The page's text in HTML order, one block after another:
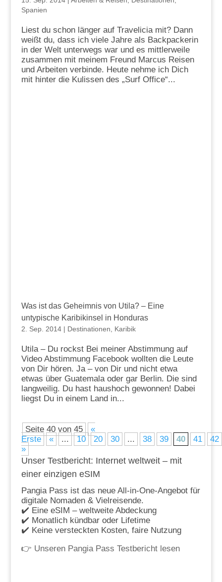
Spanien
Liest du schon länger auf Travelicia mit? Dann
weißt du, dass ich viele Jahre als Backpackerin
in der Welt unterwegs war und es mittlerweile
zusammen mit meinem Freund Marcus Reisen
und Arbeiten verbinde. Heute nehme ich Dich
mit hinter die Kulissen des „Surf Office“...
Was ist das Geheimnis von Utila? – Eine
untypische Karibikinsel in Honduras
2. Sep. 2014| Destinationen Karibik
Utila – Du rockst Bei meiner Abstimmung auf
Video Abstimmung Facebook wollten die Leute
von Dir hören. Ja – von Dir und nicht etwa
etwas über Guatemala oder gar Berlin. Die sind
langweilig. Du hast haushoch gewonnen! Dabei
liegst Du in einem Land in...
Seite 40 von 45
«
Erste
« ... 10 20 30 ... 38 39 40 41
42
»
Unser Testbericht: Internet weltweit – mit
einer einzigen eSIM
Pangia Pass ist das neue All-in-One-Angebot für
digitale Nomaden & Vielreisende.
✔️ Eine eSIM – weltweite Abdeckung
✔️ Monatlich kündbar oder Lifetime
✔️ Keine versteckten Kosten, faire Nutzung
👉 Unseren Pangia Pass Testbericht lesen